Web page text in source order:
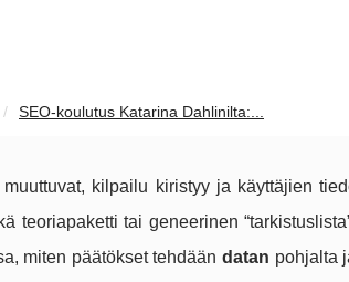
SEO-koulutus Katarina Dahlinilta:...
kilpailu kiristyy ja käyttäjien
teoriapaketti tai geneerinen
miten päätökset tehdäändatan pohjalta